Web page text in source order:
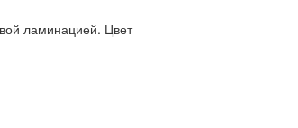
ламинацией. Цвет